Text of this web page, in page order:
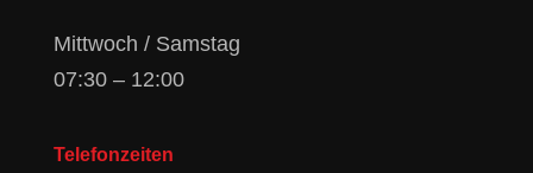
Mittwoch / Samstag
07:30 – 12:00
Telefonzeiten